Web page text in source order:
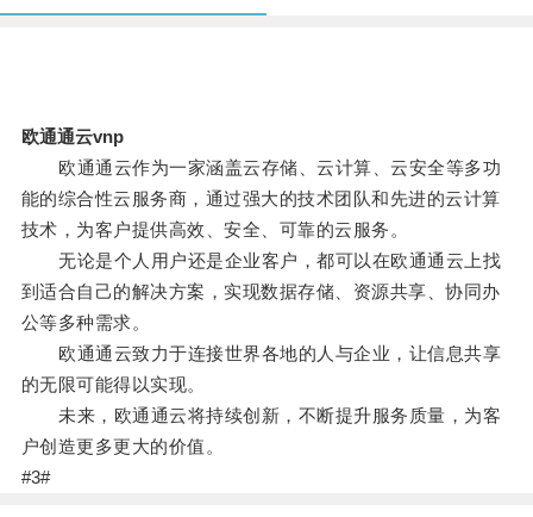
欧通通云vnp
欧通通云作为一家涵盖云存储、云计算、云安全等多功
能的综合性云服务商，通过强大的技术团队和先进的云计算
技术，为客户提供高效、安全、可靠的云服务。
无论是个人用户还是企业客户，都可以在欧通通云上找
到适合自己的解决方案，实现数据存储、资源共享、协同办
公等多种需求。
欧通通云致力于连接世界各地的人与企业，让信息共享
的无限可能得以实现。
未来，欧通通云将持续创新，不断提升服务质量，为客
户创造更多更大的价值。
#3#